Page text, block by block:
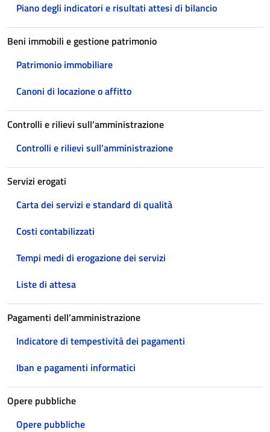
Piano degli indicatori e risultati attesi di bilancio
Beni immobili e gestione patrimonio
Patrimonio immobiliare
Canoni di locazione o affitto
Controlli e rilievi sull’amministrazione
Controlli e rilievi sull’amministrazione
Servizi erogati
Carta dei servizi e standard di qualità
Costi contabilizzati
Tempi medi di erogazione dei servizi
Liste di attesa
Pagamenti dell’amministrazione
Indicatore di tempestività dei pagamenti
Iban e pagamenti informatici
Opere pubbliche
Opere pubbliche